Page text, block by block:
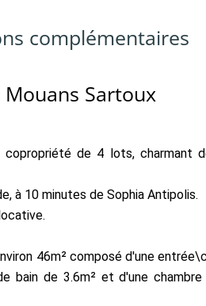
complémentaires
Mouans Sartoux
de 4 lots, charmant
à 10 minutes de Sophia Antipolis.
46m² composé d'une
bain de 3.6m² et d'une